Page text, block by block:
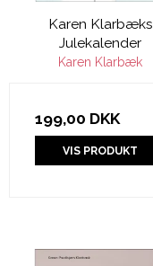
Karen Klarbæks
Julekalender
Karen Klarbæk
199,00 DKK
VIS PRODUKT